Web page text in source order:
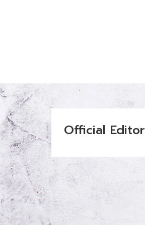
Official Editor